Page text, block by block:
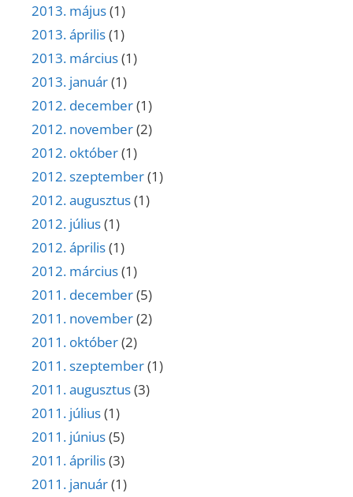
2013. május(1)
2013. április(1)
2013. március(1)
2013. január(1)
2012. december(1)
2012. november(2)
2012. október(1)
2012. szeptember(1)
2012. augusztus(1)
2012. július(1)
2012. április(1)
2012. március(1)
2011. december(5)
2011. november(2)
2011. október(2)
2011. szeptember(1)
2011. augusztus(3)
2011. július(1)
2011. június(5)
2011. április(3)
2011. január(1)